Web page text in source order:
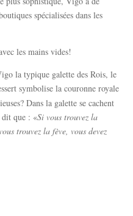
spécialisées dans les
les mains vides!
la typique galette des Rois, le
symbolise la couronne royale
Dans la galette se cachent
que : «Si vous trouvez la
trouvez la fève, vous devez